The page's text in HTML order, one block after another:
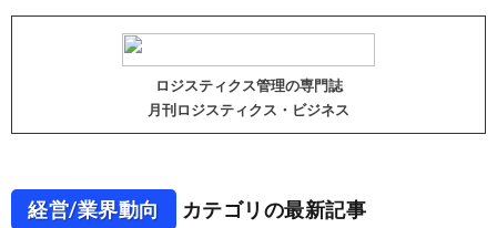
ロジスティクス管理の専門誌
月刊ロジスティクス・ビジネス
経営/業界動向 カテゴリの最新記事